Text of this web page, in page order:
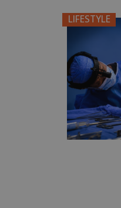
LIFESTYLE